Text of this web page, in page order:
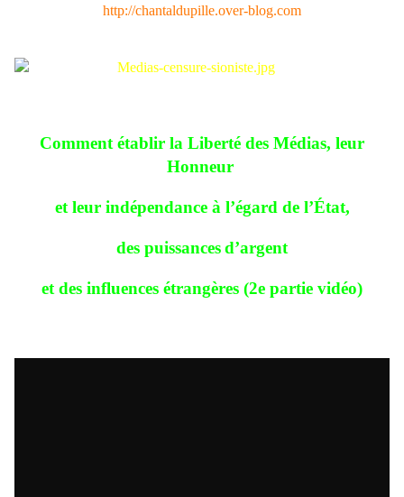
http://chantaldupille.over-blog.com
Comment établir la Liberté des Médias, leur
Honneur
et leur indépendance à l’égard de l’État,
des puissancesd’argent
et des influences étrangères (2e partie vidéo)